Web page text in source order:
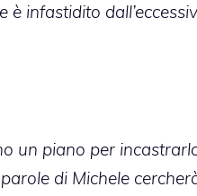
infastidito
un piano per
di Michele